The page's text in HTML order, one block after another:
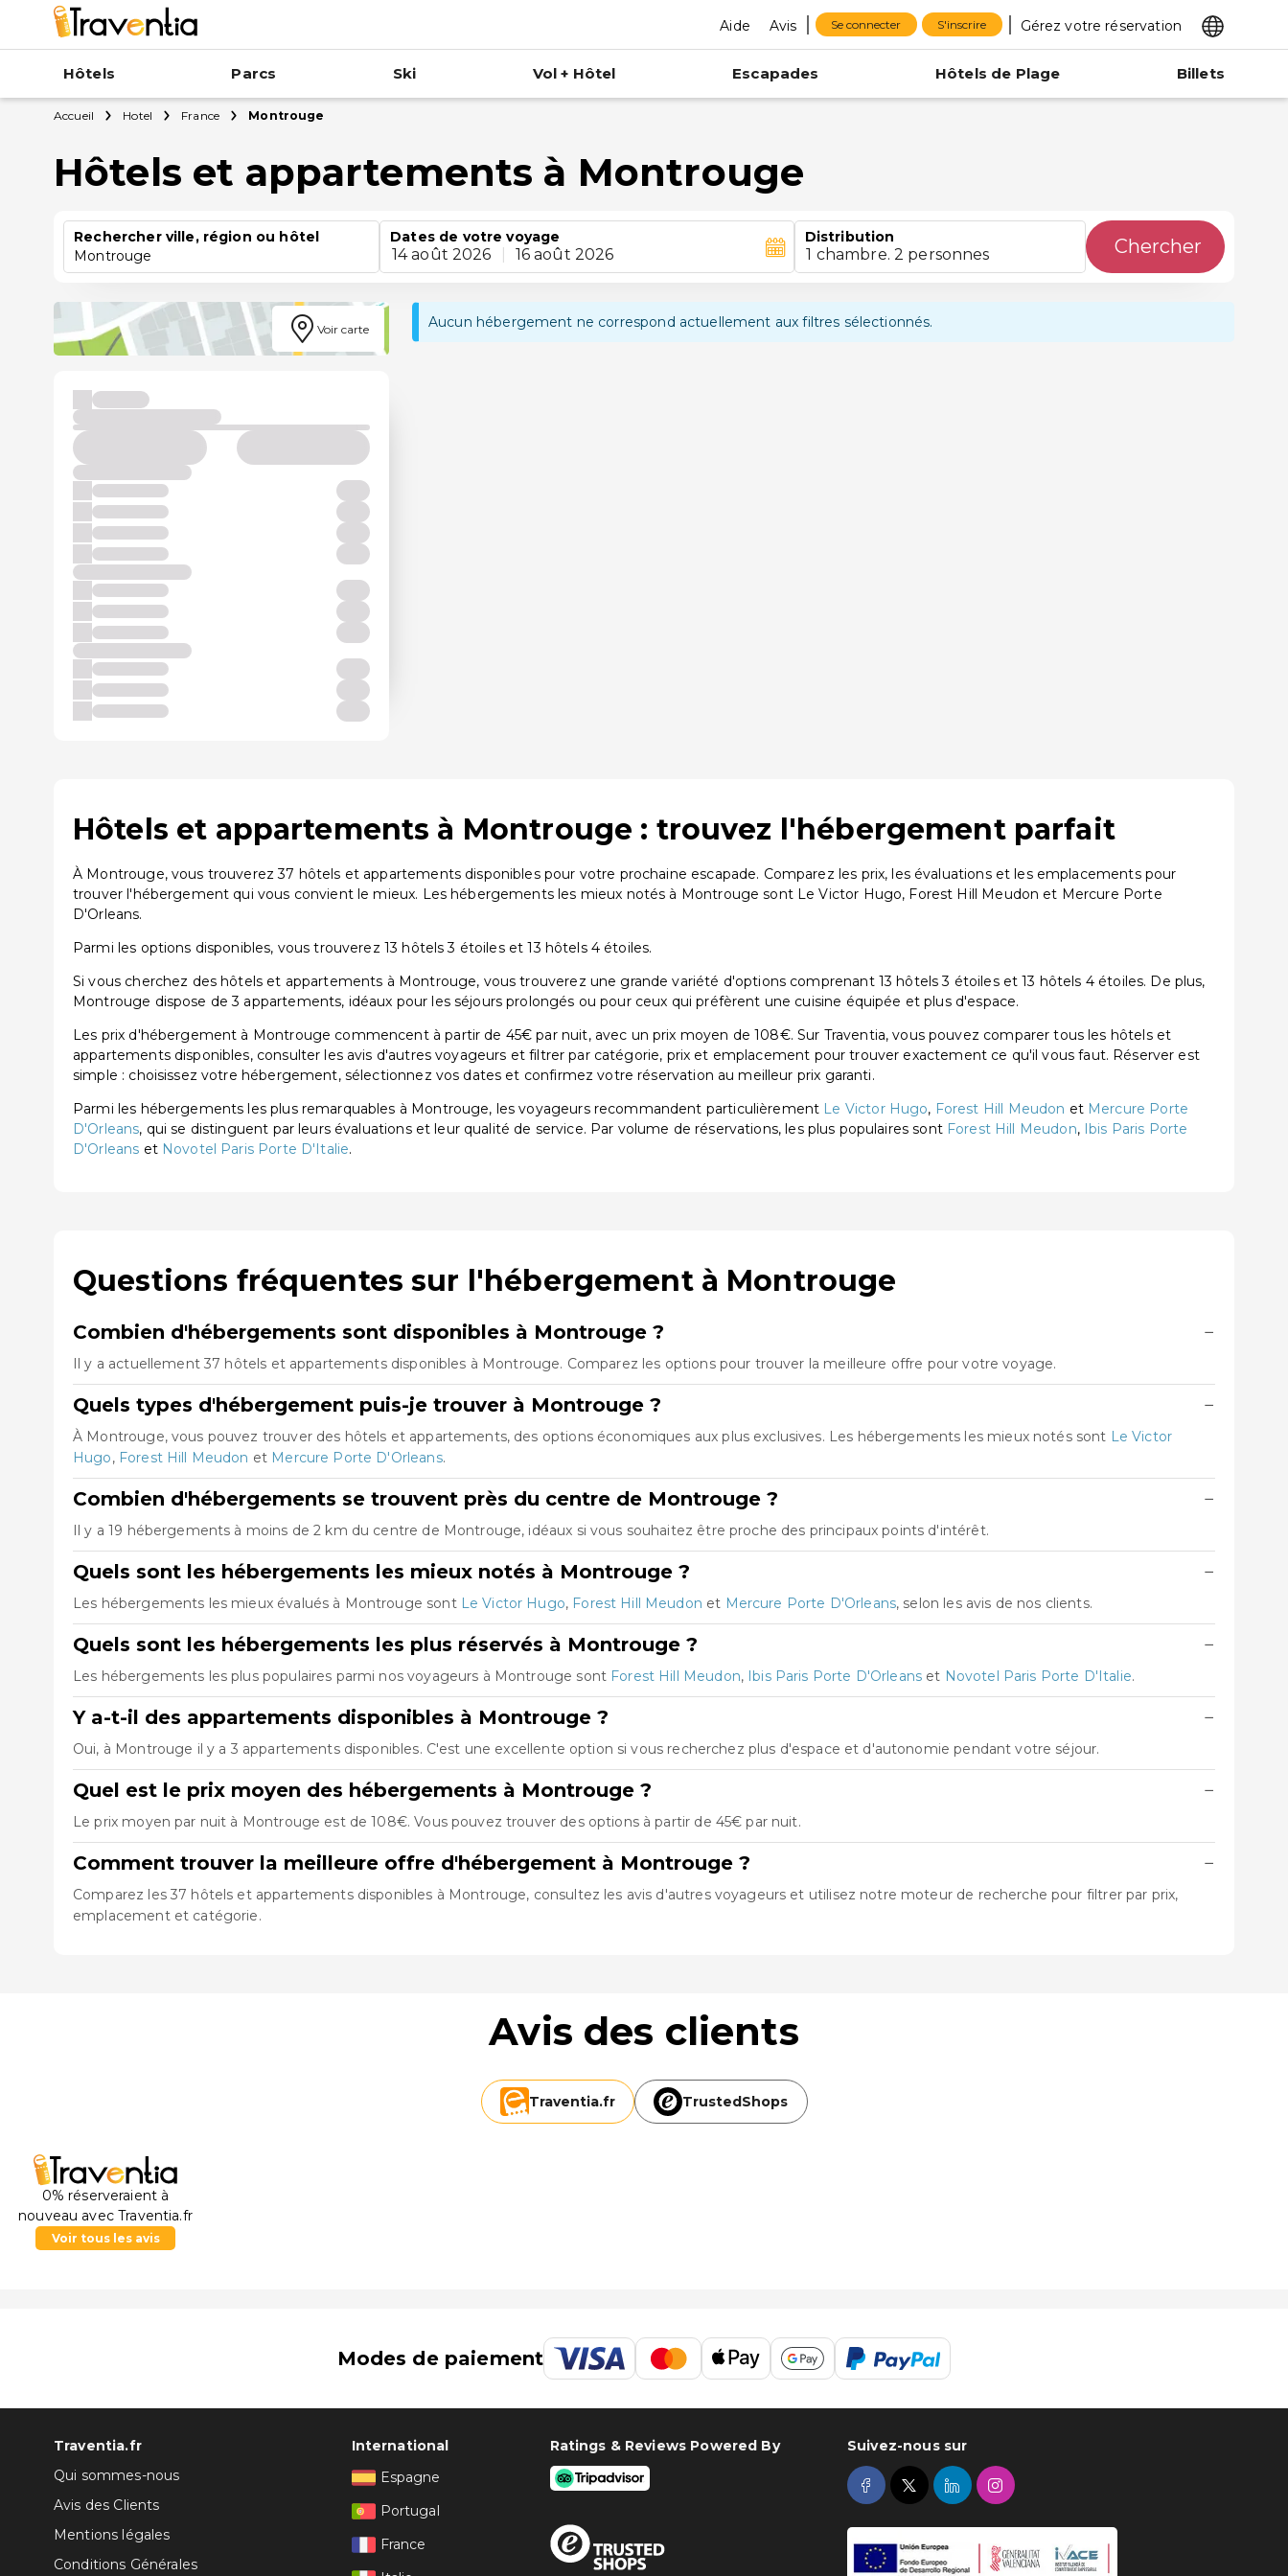
Aide Avis Se connecter S'inscrire Gérez votre réservation
Hôtels Parcs Ski Vol + Hôtel Escapades Hôtels de Plage Billets
Accueil Hotel France Montrouge
Hôtels et appartements à Montrouge
Rechercher ville, région ou hôtel
Montrouge
Dates de votre voyage
14 août 2026 16 août 2026
Distribution
1 chambre. 2 personnes Chercher
Voir carte Aucun hébergement ne correspond actuellement aux filtres sélectionnés.
Hôtels et appartements à Montrouge : trouvez l'hébergement parfait
À Montrouge, vous trouverez 37 hôtels et appartements disponibles pour votre prochaine escapade. Comparez les prix, les évaluations et les emplacements pour
trouver l'hébergement qui vous convient le mieux. Les hébergements les mieux notés à Montrouge sont Le Victor Hugo, Forest Hill Meudon et Mercure Porte
D'Orleans.
Parmi les options disponibles, vous trouverez 13 hôtels 3 étoiles et 13 hôtels 4 étoiles.
Si vous cherchez des hôtels et appartements à Montrouge, vous trouverez une grande variété d'options comprenant 13 hôtels 3 étoiles et 13 hôtels 4 étoiles. De plus,
Montrouge dispose de 3 appartements, idéaux pour les séjours prolongés ou pour ceux qui préfèrent une cuisine équipée et plus d'espace.
Les prix d'hébergement à Montrouge commencent à partir de 45€ par nuit, avec un prix moyen de 108€. Sur Traventia, vous pouvez comparer tous les hôtels et
appartements disponibles, consulter les avis d'autres voyageurs et filtrer par catégorie, prix et emplacement pour trouver exactement ce qu'il vous faut. Réserver est
simple : choisissez votre hébergement, sélectionnez vos dates et confirmez votre réservation au meilleur prix garanti.
Parmi les hébergements les plus remarquables à Montrouge, les voyageurs recommandent particulièrement Le Victor Hugo, Forest Hill Meudon et Mercure Porte
D'Orleans, qui se distinguent par leurs évaluations et leur qualité de service. Par volume de réservations, les plus populaires sont Forest Hill Meudon, Ibis Paris Porte
D'Orleans et Novotel Paris Porte D'Italie.
Questions fréquentes sur l'hébergement à Montrouge
Combien d'hébergements sont disponibles à Montrouge ? −
Il y a actuellement 37 hôtels et appartements disponibles à Montrouge. Comparez les options pour trouver la meilleure offre pour votre voyage.
Quels types d'hébergement puis-je trouver à Montrouge ? −
À Montrouge, vous pouvez trouver des hôtels et appartements, des options économiques aux plus exclusives. Les hébergements les mieux notés sont Le Victor
Hugo, Forest Hill Meudon et Mercure Porte D'Orleans.
Combien d'hébergements se trouvent près du centre de Montrouge ? −
Il y a 19 hébergements à moins de 2 km du centre de Montrouge, idéaux si vous souhaitez être proche des principaux points d'intérêt.
Quels sont les hébergements les mieux notés à Montrouge ? −
Les hébergements les mieux évalués à Montrouge sont Le Victor Hugo, Forest Hill Meudon et Mercure Porte D'Orleans, selon les avis de nos clients.
Quels sont les hébergements les plus réservés à Montrouge ? −
Les hébergements les plus populaires parmi nos voyageurs à Montrouge sont Forest Hill Meudon, Ibis Paris Porte D'Orleans et Novotel Paris Porte D'Italie.
Y a-t-il des appartements disponibles à Montrouge ? −
Oui, à Montrouge il y a 3 appartements disponibles. C'est une excellente option si vous recherchez plus d'espace et d'autonomie pendant votre séjour.
Quel est le prix moyen des hébergements à Montrouge ? −
Le prix moyen par nuit à Montrouge est de 108€. Vous pouvez trouver des options à partir de 45€ par nuit.
Comment trouver la meilleure offre d'hébergement à Montrouge ? −
Comparez les 37 hôtels et appartements disponibles à Montrouge, consultez les avis d'autres voyageurs et utilisez notre moteur de recherche pour filtrer par prix,
emplacement et catégorie.
Avis des clients
Traventia.fr TrustedShops
0% réserveraient à
nouveau avec Traventia.fr
Voir tous les avis
Modes de paiement
Traventia.fr
Qui sommes-nous
Avis des Clients
Mentions légales
Conditions Générales
International
Espagne
Portugal
France
Ratings & Reviews Powered By Suivez-nous sur